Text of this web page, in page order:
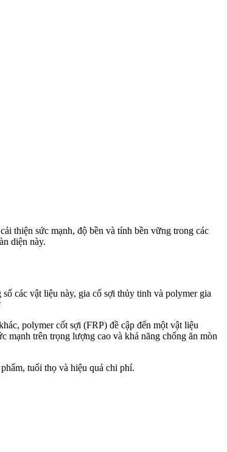
thiện sức mạnh, độ bền và tính bền vững trong các
diện này.
các vật liệu này, gia cố sợi thủy tinh và polymer gia
polymer cốt sợi (FRP) đề cập đến một vật liệu
mạnh trên trọng lượng cao và khả năng chống ăn mòn
tuổi thọ và hiệu quả chi phí.